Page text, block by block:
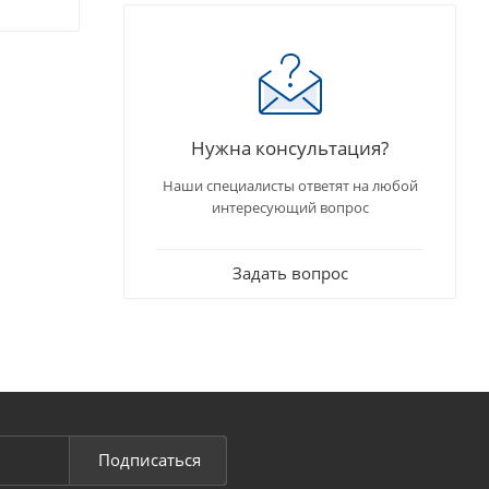
Нужна консультация?
Наши специалисты ответят на любой
интересующий вопрос
Задать вопрос
Подписаться